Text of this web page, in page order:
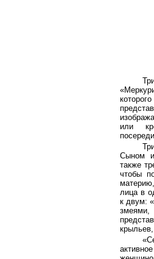
или
Сыном
также
чтобы
лица в
к двум: